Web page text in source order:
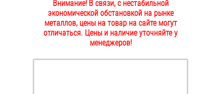
ОПЛАТА И ДОСТАВКА
НАШИ МАГАЗИНЫ
Втулки
Внимание! В связи, с нестабильной
экономической обстановкой на рынке
металлов, цены на товар на сайте могут
отличаться. Цены и наличие уточняйте у
менеджеров!